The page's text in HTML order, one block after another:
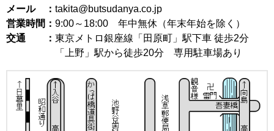
メール ： takita@butsudanya.co.jp
営業時間： 9:00～18:00 年中無休（年末年始を除く）
交通 ： 東京メトロ銀座線「田原町」駅下車 徒歩2分
「上野」駅から徒歩20分 専用駐車場あり